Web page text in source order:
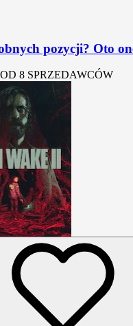
pozycji? Oto
8 SPRZEDAWCÓW